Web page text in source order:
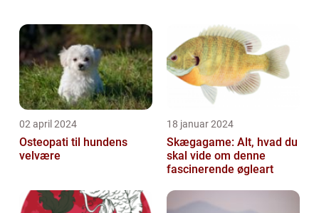
vide, hvad der er vigtigt at vide som ...
02 april 2024
Osteopati til hundens
velvære
18 januar 2024
Skægagame: Alt, hvad du
skal vide om denne
fascinerende øgleart